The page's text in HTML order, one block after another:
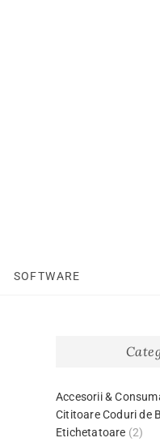
SOFTWARE
Accesorii &
Cititoare Coduri de
Etichetatoare (2)